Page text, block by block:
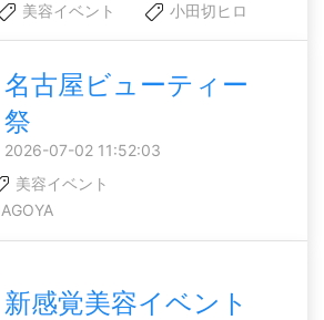
美容イベント 小田切ヒロ
名古屋ビューティー
祭
2026-07-02 11:52:03
美容イベント
新感覚美容イベント